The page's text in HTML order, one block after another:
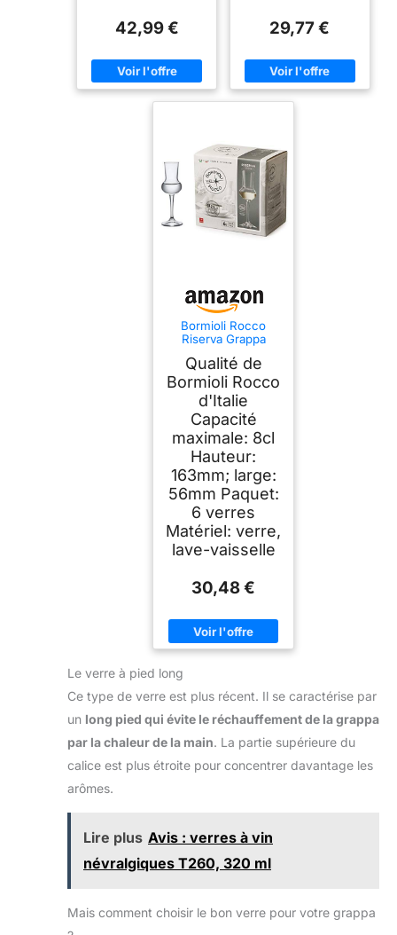
42,99 € 29,77 €
Bormioli Rocco
Riserva Grappa
Qualité de
Bormioli Rocco
d'Italie
Capacité
maximale: 8cl
Hauteur:
163mm; large:
56mm Paquet:
6 verres
Matériel: verre,
lave-vaisselle
30,48 €
Le verre à pied long
Ce type de verre est plus récent. Il se caractérise par
un long pied qui évite le réchauffement de la grappa
par la chaleur de la main. La partie supérieure du
calice est plus étroite pour concentrer davantage les
arômes.
Lire plus Avis : verres à vin
névralgiques T260, 320 ml
Mais comment choisir le bon verre pour votre grappa